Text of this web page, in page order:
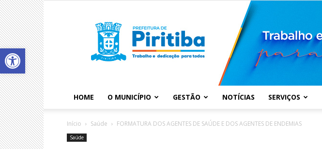
Abrir a barra de ferramentas
HOME O MUNICÍPIO GESTÃO NOTÍCIAS SERVIÇOS
Início Saúde FORMATURA DOS AGENTES DE SAÚDE E DOS AGENTES DE ENDEMIAS
Saúde